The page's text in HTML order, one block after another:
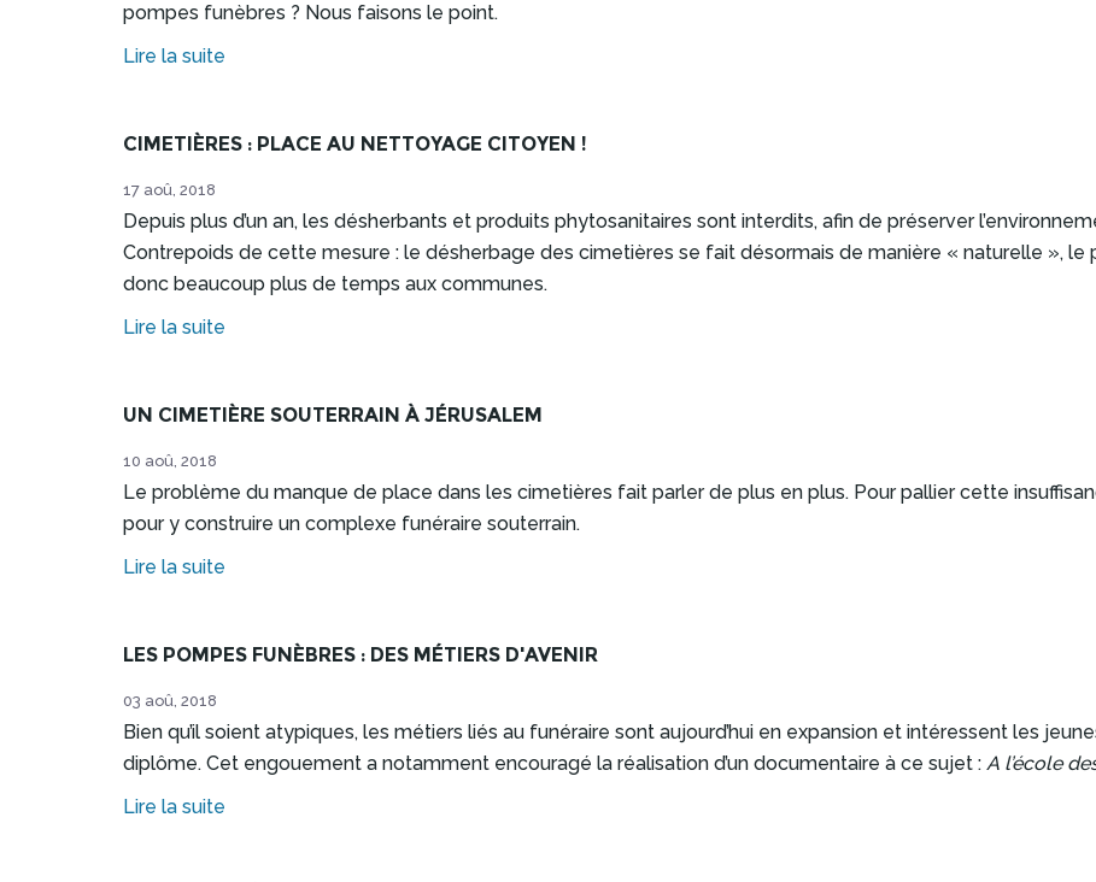
pompes funèbres ? Nous faisons le point.
Lire la suite
CIMETIÈRES : PLACE AU NETTOYAGE CITOYEN !
17 aoû, 2018
Depuis plus d’un an, les désherbants et produits phytosanitaires sont interdits, afin de préserver
Contrepoids de cette mesure : le désherbage des cimetières se fait désormais de manière « naturelle », le
donc beaucoup plus de temps aux communes.
Lire la suite
UN CIMETIÈRE SOUTERRAIN À JÉRUSALEM
10 aoû, 2018
Le problème du manque de place dans les cimetières fait parler de plus en plus. Pour pallier cette
pour y construire un complexe funéraire souterrain.
Lire la suite
LES POMPES FUNÈBRES : DES MÉTIERS D'AVENIR
03 aoû, 2018
Bien qu’il soient atypiques, les métiers liés au funéraire sont aujourd’hui en expansion et intéressent les
diplôme. Cet engouement a notamment encouragé la réalisation d’un documentaire à ce sujet : A l’école
Lire la suite